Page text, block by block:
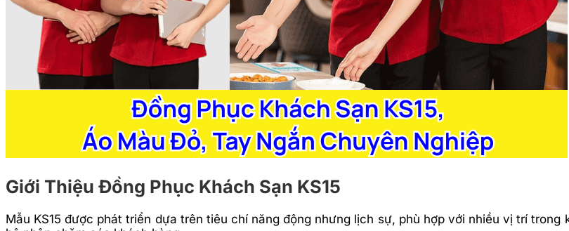
Giới Thiệu Đồng Phục Khách Sạn KS15
Mẫu KS15 được phát triển dựa trên tiêu chí năng động nhưng lịch sự, phù hợp với nhiều vị trí